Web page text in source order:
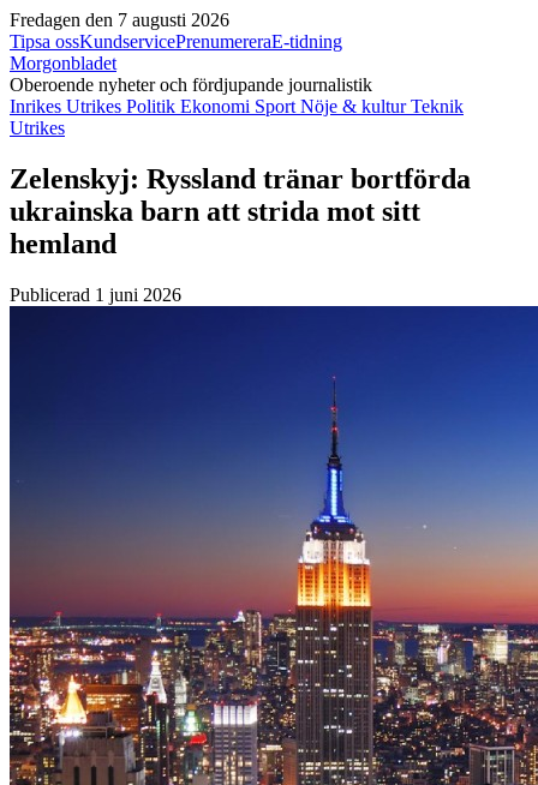
Fredagen den 7 augusti 2026
Tipsa ossKundservicePrenumereraE-tidning
Morgonbladet
Oberoende nyheter och fördjupande journalistik
Inrikes Utrikes Politik Ekonomi Sport Nöje & kulturTeknik
Utrikes
Zelenskyj: Ryssland tränar bortförda
ukrainska barn att strida mot sitt
hemland
Publicerad 1 juni 2026